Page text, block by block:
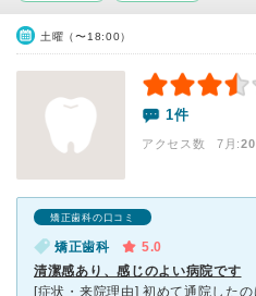
土曜（〜18:00）
1件
アクセス数 7月:20
矯正歯科の口コミ
矯正歯科
5.0
清潔感あり、感じのよい病院です